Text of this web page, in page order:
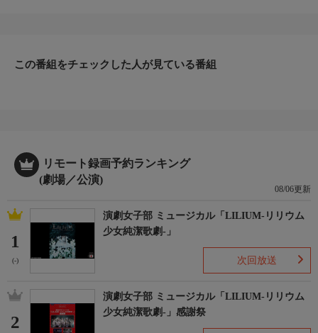
この番組をチェックした人が見ている番組
リモート録画予約ランキング
(劇場／公演)
08/06更新
1
(-)
演劇女子部 ミュージカル「LILIUM-リリウム
少女純潔歌劇-」
次回放送
2
演劇女子部 ミュージカル「LILIUM-リリウム
少女純潔歌劇-」感謝祭